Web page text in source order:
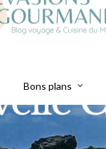
Bons plans